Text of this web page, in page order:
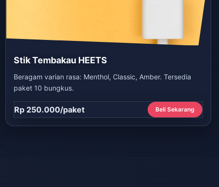
Stik Tembakau HEETS
Beragam varian rasa: Menthol, Classic, Amber. Tersedia
paket 10 bungkus.
Rp 250.000/paket Beli Sekarang